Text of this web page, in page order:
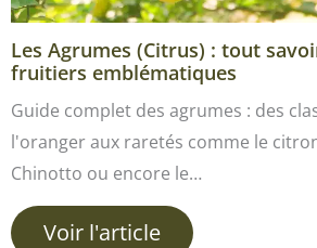
Les Agrumes (Citrus) : tout
fruitiers emblématiques
Guide complet des agrumes : des
l'oranger aux raretés comme le
Chinotto ou encore le…
Voir l'article